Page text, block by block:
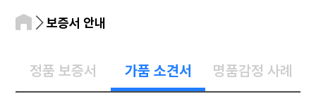
보증서 안내
정품 보증서 가품 소견서 명품감정 사례